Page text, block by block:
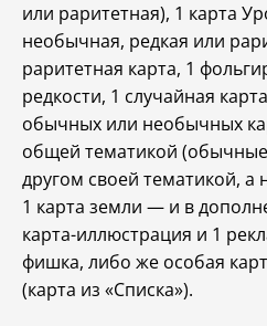
или раритетная), 1 карта
необычная, редкая или
раритетная карта, 1
редкости, 1 случайная
обычных или необычных
общей тематикой (обычные
другом своей тематикой,
1 карта земли — и в
карта-иллюстрация и 1
фишка, либо же особая
(карта из «Списка»).